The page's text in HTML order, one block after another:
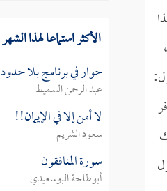
الأكثر استماعا لهذا الشهر
حوار في برنامج بلا حدود
عبد الرحمن السميط
لا أمن إلا في الإيمان!!
سعود الشريم
سورة المنافقون
أبوطلحة البوسعيدي